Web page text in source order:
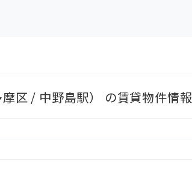
区 / 中野島駅） の賃貸物件情報